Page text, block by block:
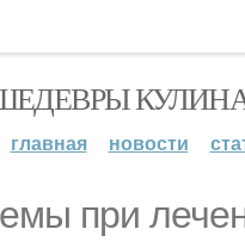
главная новости
при